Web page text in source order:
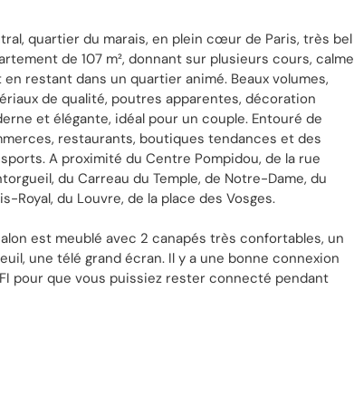
quartier du marais, en plein cœur de Paris, très bel
de 107 m², donnant sur plusieurs cours, calme
restant dans un quartier animé. Beaux volumes,
de qualité, poutres apparentes, décoration
et élégante, idéal pour un couple. Entouré de
restaurants, boutiques tendances et des
A proximité du Centre Pompidou, de la rue
du Carreau du Temple, de Notre-Dame, du
Royal, du Louvre, de la place des Vosges.
est meublé avec 2 canapés très confortables, un
une télé grand écran. Il y a une bonne connexion
pour que vous puissiez rester connecté pendant
d’un lave linge et sèche linge. Toutes les pièces
sur cour donc l’appartement est très calme,